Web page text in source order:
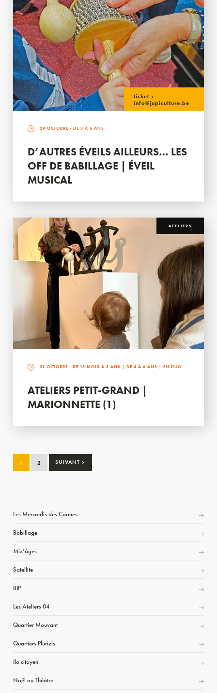
ticket :
info@jupiculture.be
29 OCTOBRE - DE 3 À 6 ANS
D’AUTRES ÉVEILS AILLEURS… LES
OFF DE BABILLAGE | ÉVEIL
MUSICAL
ATELIERS
31 OCTOBRE - DE 18 MOIS À 3 ANS | DE 4 À 6 ANS | EN DUO
ATELIERS PETIT-GRAND |
MARIONNETTE (1)
1 2 SUIVANT ›
Les Mercredis des Carmes
Babillage
Mix’âges
Satellite
BIP
Les Ateliers 04
Quartier Mouvant
Quartiers Pluriels
Ilo citoyen
Noël au Théâtre